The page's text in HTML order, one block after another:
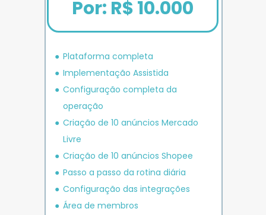
Plataforma completa
Implementação Assistida
Configuração completa da
operação
Criação de 10 anúncios Mercado
Livre
Criação de 10 anúncios Shopee
Passo a passo da rotina diária
Configuração das integrações
Área de membros
Por: R$ 10.000